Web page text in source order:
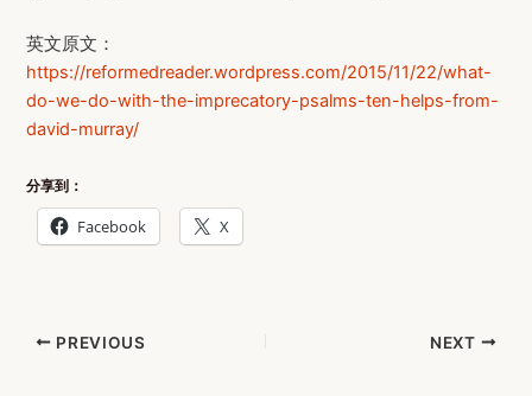
英文原文：
https://reformedreader.wordpress.com/2015/11/22/what-
do-we-do-with-the-imprecatory-psalms-ten-helps-from-
david-murray/
分享到：
Facebook X
Post
PREVIOUS NEXT